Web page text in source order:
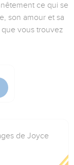
ce qui se
son amour et sa
que vous trouvez
de Joyce